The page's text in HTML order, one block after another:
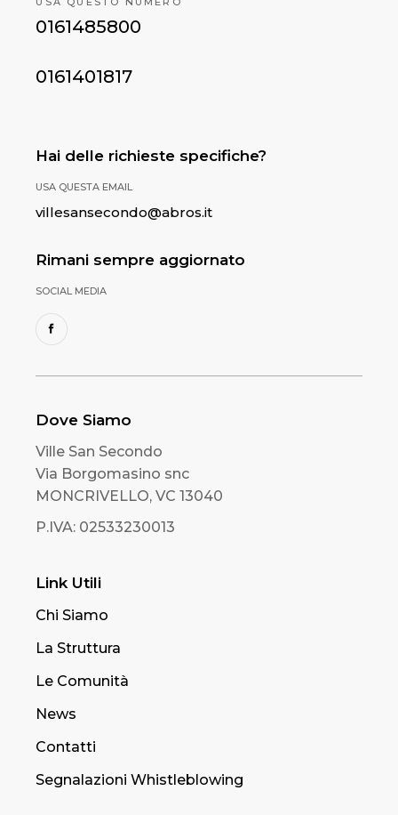
0161485800
0161401817
Hai delle richieste specifiche?
USA QUESTA EMAIL
villesansecondo@abros.it
Rimani sempre aggiornato
SOCIAL MEDIA
Dove Siamo
Ville San Secondo
Via Borgomasino snc
MONCRIVELLO, VC 13040
P.IVA: 02533230013
Link Utili
Chi Siamo
La Struttura
Le Comunità
News
Contatti
Segnalazioni Whistleblowing